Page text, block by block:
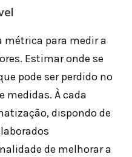
métrica para medir a
Estimar onde se
pode ser perdido no
medidas. À cada
dispondo de
de melhorar a